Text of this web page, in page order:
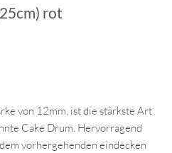
rot
von 12mm, ist die stärkste Art
Cake Drum. Hervorragend
vorhergehenden eindecken